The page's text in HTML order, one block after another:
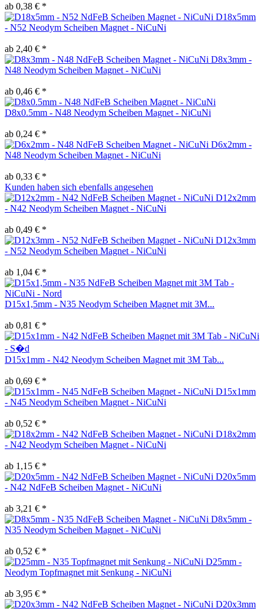
ab 0,38 € *
D18x5mm
- N52 Neodym Scheiben Magnet - NiCuNi
ab 2,40 € *
D8x3mm -
N48 Neodym Scheiben Magnet - NiCuNi
ab 0,46 € *
D8x0.5mm - N48 Neodym Scheiben Magnet - NiCuNi
ab 0,24 € *
D6x2mm -
N48 Neodym Scheiben Magnet - NiCuNi
ab 0,33 € *
Kunden haben sich ebenfalls angesehen
D12x2mm
- N42 Neodym Scheiben Magnet - NiCuNi
ab 0,49 € *
D12x3mm
- N52 Neodym Scheiben Magnet - NiCuNi
ab 1,04 € *
D15x1,5mm - N35 Neodym Scheiben Magnet mit 3M...
ab 0,81 € *
D15x1mm - N42 Neodym Scheiben Magnet mit 3M Tab...
ab 0,69 € *
D15x1mm
- N45 Neodym Scheiben Magnet - NiCuNi
ab 0,52 € *
D18x2mm
- N42 Neodym Scheiben Magnet - NiCuNi
ab 1,15 € *
D20x5mm
- N42 NdFeB Scheiben Magnet - NiCuNi
ab 3,21 € *
D8x5mm -
N35 Neodym Scheiben Magnet - NiCuNi
ab 0,52 € *
D25mm -
Neodym Topfmagnet mit Senkung - NiCuNi
ab 3,95 € *
D20x3mm